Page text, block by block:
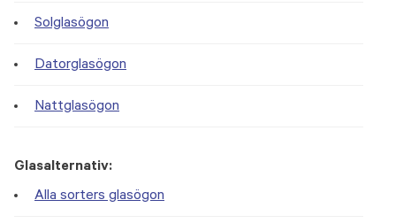
Solglasögon
Datorglasögon
Nattglasögon
Glasalternativ:
Alla sorters glasögon